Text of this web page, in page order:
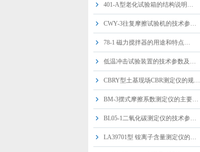
401-A型老化试验箱的结构说明…
CWY-3往复摩擦试验机的技术参…
78-1 磁力搅拌器的用途和特点…
低温冲击试验装置的技术参数及…
CBRY型土基现场CBR测定仪的规…
BM-3摆式摩擦系数测定仪的主要…
BL05-1二氧化碳测定仪的技术参…
LA39701型 铵离子含量测定仪的…